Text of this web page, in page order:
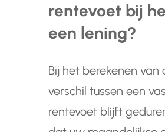
rentevoet bij
een lening?
Bij het berekenen
verschil tussen een
rentevoet blijft